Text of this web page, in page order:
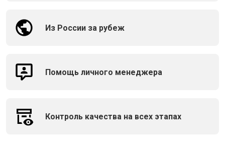
Из России за рубеж
Помощь личного менеджера
Контроль качества на всех этапах